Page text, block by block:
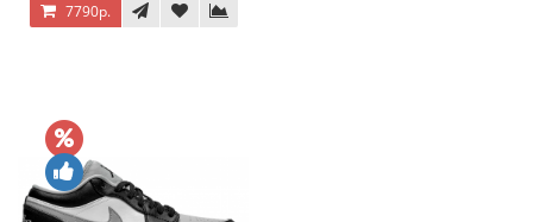
7790р.